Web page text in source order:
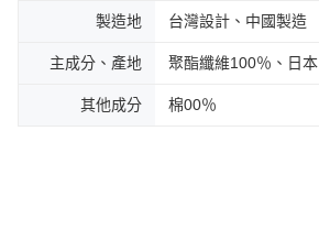
製造地 台灣設計、中國製造
主成分、產地 聚酯纖維100％、日本
其他成分 棉00％